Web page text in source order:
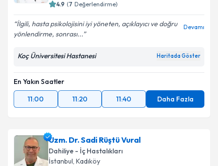
4.9 (7 Değerlendirme)
İlgili, hasta psikolojisini iyi yöneten, açıklayıcı ve doğru
yönlendirme, sonrası...
Devamı
Koç Üniversitesi Hastanesi Haritada Göster
En Yakın Saatler
11:00
11:20 11:40 Daha Fazla
Uzm. Dr. Sadi Rüştü Vural
Dahiliye - İç Hastalıkları
İstanbul, Kadıköy